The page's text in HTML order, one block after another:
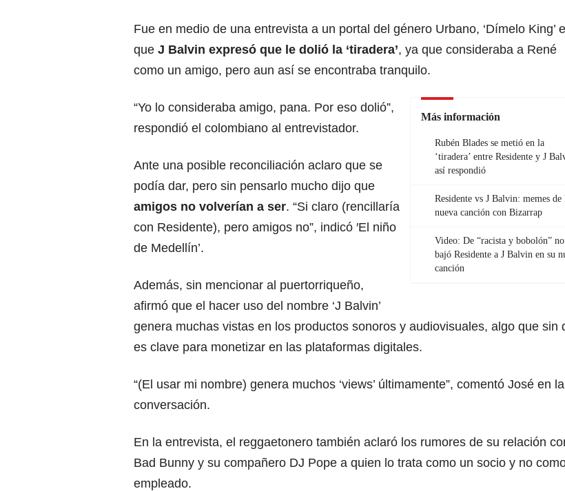
Fue en medio de una entrevista a un portal del género Urbano, ‘Dímelo King’
que J Balvin expresó que le dolió la ‘tiradera’, ya que consideraba a René
como un amigo, pero aun así se encontraba tranquilo.
Más información
Rubén Blades se metió en la
‘tiradera’ entre Residente y J
así respondió
Residente vs J Balvin: memes de
nueva canción con Bizarrap
Video: De “racista y bobolón” no
bajó Residente a J Balvin en su
canción
“Yo lo consideraba amigo, pana. Por eso dolió”,
respondió el colombiano al entrevistador.
Ante una posible reconciliación aclaro que se
podía dar, pero sin pensarlo mucho dijo que
amigos no volverían a ser. “Si claro (rencillaría
con Residente), pero amigos no”, indicó ′El niño
de Medellín’.
Además, sin mencionar al puertorriqueño,
afirmó que el hacer uso del nombre ‘J Balvin’
genera muchas vistas en los productos sonoros y audiovisuales, algo que sin
es clave para monetizar en las plataformas digitales.
“(El usar mi nombre) genera muchos ‘views’ últimamente”, comentó José en la
conversación.
En la entrevista, el reggaetonero también aclaró los rumores de su relación
Bad Bunny y su compañero DJ Pope a quien lo trata como un socio y no
empleado.